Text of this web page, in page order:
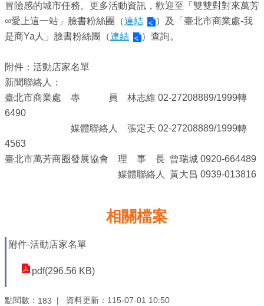
回
首
ENGLISH
常
見
答
臺
冒險感的城市任務。更多活動資訊，歡迎至「雙雙對對來萬芳
∞愛上這一站」臉書粉絲團（連結
）及「臺北市商業處-我
是商Ya人」臉書粉絲團（連結 ）查詢。
附件：活動店家名單
新聞聯絡人：
臺北市商業處 專 員 林志維 02-27208889/1999轉
6490
媒體聯絡人 張定天 02-27208889/1999轉
4563
臺北市萬芳商圈發展協會 理 事 長 曾瑞城 0920-664489
媒體聯絡人 黃大昌 0939-013816
相關檔案
附件-活動店家名單
pdf(296.56 KB)
點閱數： 183
資料更新：115-07-01 10:50